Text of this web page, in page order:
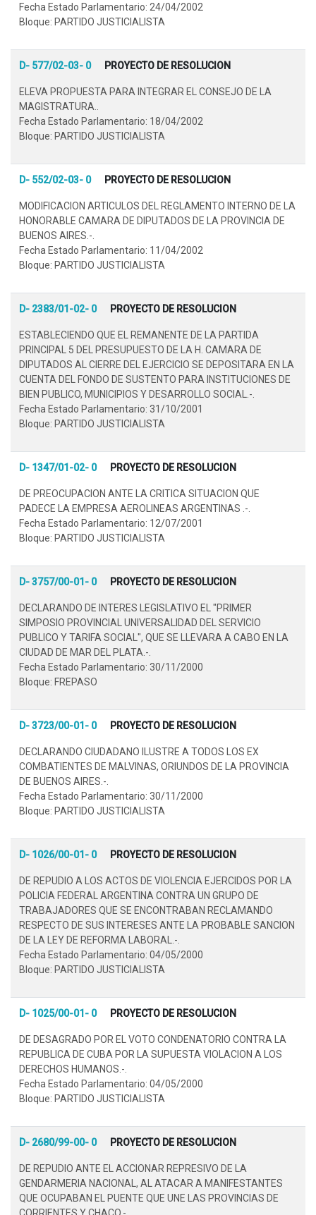
Fecha Estado Parlamentario: 24/04/2002
Bloque: PARTIDO JUSTICIALISTA
D- 577/02-03- 0 PROYECTO DE RESOLUCION
ELEVA PROPUESTA PARA INTEGRAR EL CONSEJO DE LA
MAGISTRATURA..
Fecha Estado Parlamentario: 18/04/2002
Bloque: PARTIDO JUSTICIALISTA
D- 552/02-03- 0 PROYECTO DE RESOLUCION
MODIFICACION ARTICULOS DEL REGLAMENTO INTERNO DE LA
HONORABLE CAMARA DE DIPUTADOS DE LA PROVINCIA DE
BUENOS AIRES.-.
Fecha Estado Parlamentario: 11/04/2002
Bloque: PARTIDO JUSTICIALISTA
D- 2383/01-02- 0 PROYECTO DE RESOLUCION
ESTABLECIENDO QUE EL REMANENTE DE LA PARTIDA
PRINCIPAL 5 DEL PRESUPUESTO DE LA H. CAMARA DE
DIPUTADOS AL CIERRE DEL EJERCICIO SE DEPOSITARA EN LA
CUENTA DEL FONDO DE SUSTENTO PARA INSTITUCIONES DE
BIEN PUBLICO, MUNICIPIOS Y DESARROLLO SOCIAL.-.
Fecha Estado Parlamentario: 31/10/2001
Bloque: PARTIDO JUSTICIALISTA
D- 1347/01-02- 0 PROYECTO DE RESOLUCION
DE PREOCUPACION ANTE LA CRITICA SITUACION QUE
PADECE LA EMPRESA AEROLINEAS ARGENTINAS .-.
Fecha Estado Parlamentario: 12/07/2001
Bloque: PARTIDO JUSTICIALISTA
D- 3757/00-01- 0 PROYECTO DE RESOLUCION
DECLARANDO DE INTERES LEGISLATIVO EL "PRIMER
SIMPOSIO PROVINCIAL UNIVERSALIDAD DEL SERVICIO
PUBLICO Y TARIFA SOCIAL", QUE SE LLEVARA A CABO EN LA
CIUDAD DE MAR DEL PLATA.-.
Fecha Estado Parlamentario: 30/11/2000
Bloque: FREPASO
D- 3723/00-01- 0 PROYECTO DE RESOLUCION
DECLARANDO CIUDADANO ILUSTRE A TODOS LOS EX
COMBATIENTES DE MALVINAS, ORIUNDOS DE LA PROVINCIA
DE BUENOS AIRES.-.
Fecha Estado Parlamentario: 30/11/2000
Bloque: PARTIDO JUSTICIALISTA
D- 1026/00-01- 0 PROYECTO DE RESOLUCION
DE REPUDIO A LOS ACTOS DE VIOLENCIA EJERCIDOS POR LA
POLICIA FEDERAL ARGENTINA CONTRA UN GRUPO DE
TRABAJADORES QUE SE ENCONTRABAN RECLAMANDO
RESPECTO DE SUS INTERESES ANTE LA PROBABLE SANCION
DE LA LEY DE REFORMA LABORAL.-.
Fecha Estado Parlamentario: 04/05/2000
Bloque: PARTIDO JUSTICIALISTA
D- 1025/00-01- 0 PROYECTO DE RESOLUCION
DE DESAGRADO POR EL VOTO CONDENATORIO CONTRA LA
REPUBLICA DE CUBA POR LA SUPUESTA VIOLACION A LOS
DERECHOS HUMANOS.-.
Fecha Estado Parlamentario: 04/05/2000
Bloque: PARTIDO JUSTICIALISTA
D- 2680/99-00- 0 PROYECTO DE RESOLUCION
DE REPUDIO ANTE EL ACCIONAR REPRESIVO DE LA
GENDARMERIA NACIONAL, AL ATACAR A MANIFESTANTES
QUE OCUPABAN EL PUENTE QUE UNE LAS PROVINCIAS DE
CORRIENTES Y CHACO.-.